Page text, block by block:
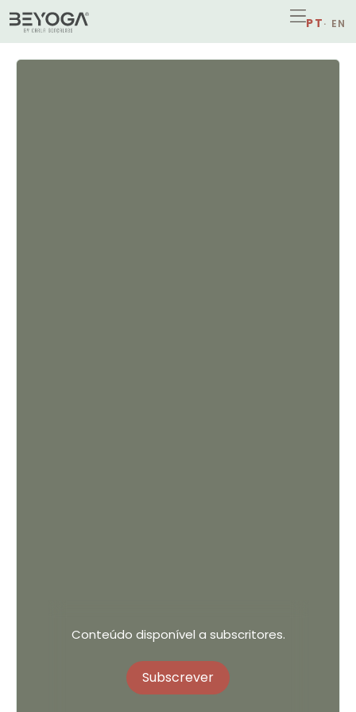
Conteúdo disponível a subscritores.
Subscrever